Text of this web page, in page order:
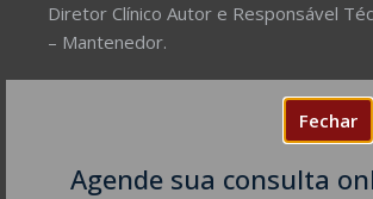
Fechar
Agende sua consulta
Diretor Clínico Autor e Responsável
– Mantenedor.
Prover Soluções cada
completas de forma facilitada para a
humanidade e sustentabilidade.